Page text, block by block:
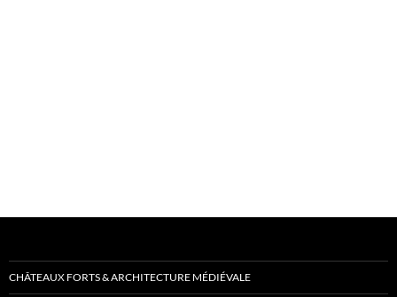
CHÂTEAUX FORTS & ARCHITECTURE MÉDIÉVALE